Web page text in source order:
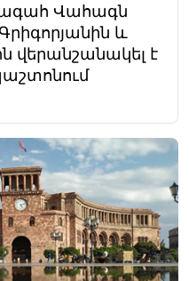
Վահագն
և
վերանշանակել է